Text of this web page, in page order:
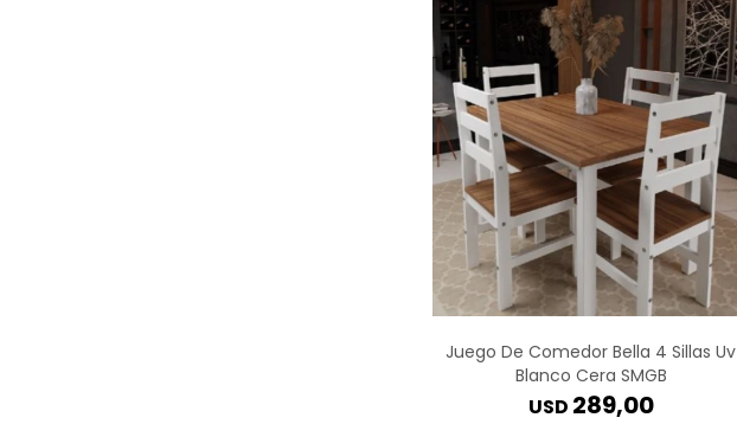
Juego De Comedor Bella 4 Sillas Uv
Blanco Cera SMGB
USD 289,00